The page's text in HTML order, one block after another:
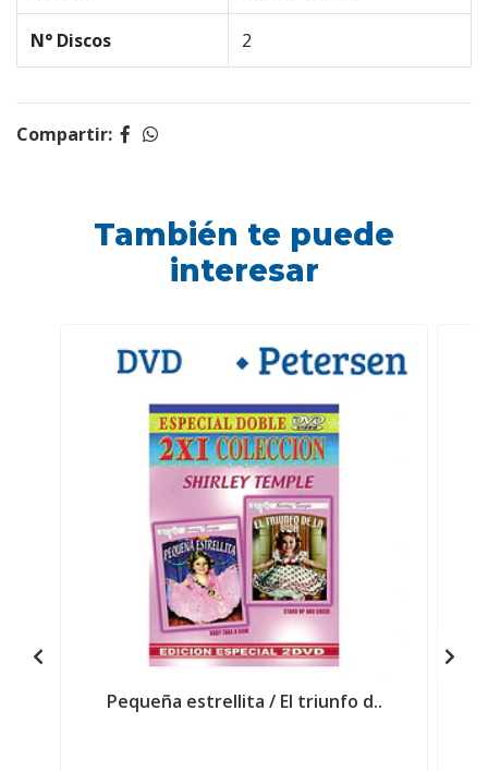
N° Discos 2
Compartir:
También te puede
interesar
Pequeña estrellita / El triunfo d..